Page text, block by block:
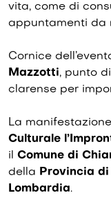
vita, come di
appuntamenti da
Cornice
Mazzotti, punto
clarense per
La
Culturale
il Comune di
della Provincia di
Lombardia.